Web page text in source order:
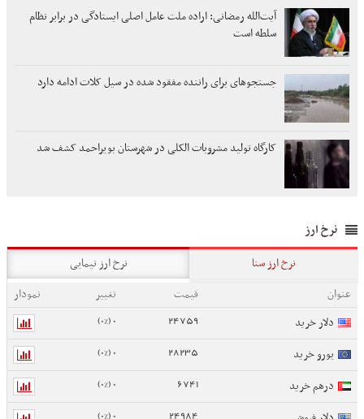
آیت‌الله رمضانی: اراده ملت عامل اصلی ایستادگی در برابر نظام
سلطه است
جستجوهای برای راننده مفقود شده در سیل کلات ادامه دارد
کارگاه تولید مشروبات الکلی در شهرستان بویراحمد کشف شد
نرخ ارز
نرخ ارز سنا
نرخ ارز نیمایی
عنوان
قیمت تغییر
نمودار
دلار خرید
24759
0 (0%)
یورو خرید 28235
0 (0%)
درهم خرید 6741
0 (0%)